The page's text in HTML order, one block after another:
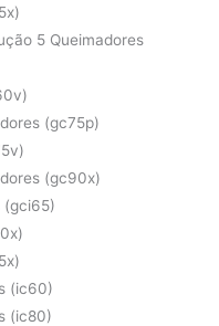
5 Queimadores
(gc75p)
(gc90x)
(gci65)
(ic60)
(ic80)